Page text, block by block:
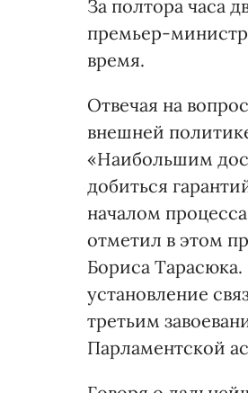
За полтора часа
премьер-
время.
Отвечая на
внешней
«Наибольшим
добиться
началом
отметил в этом
Бориса
установление
третьим
Парламентской